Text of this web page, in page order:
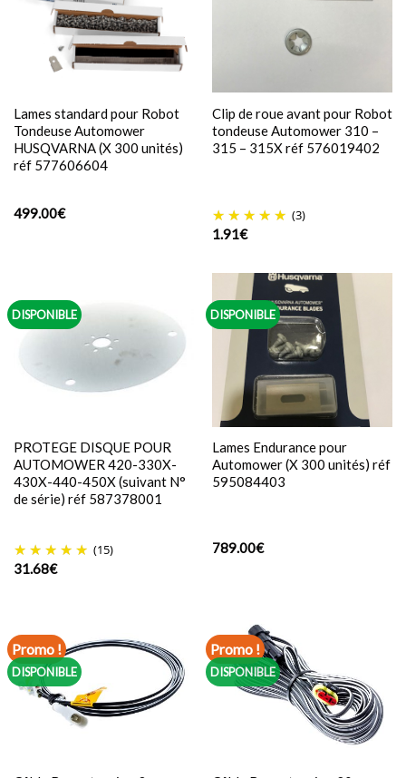
Lames standard pour Robot
Tondeuse Automower
HUSQVARNA (X 300 unités)
réf 577606604
499.00€
Clip de roue avant pour Robot
tondeuse Automower 310 –
315 – 315X réf 576019402
(3)
1.91€
DISPONIBLE
PROTEGE DISQUE POUR
AUTOMOWER 420-330X-
430X-440-450X (suivant N°
de série) réf 587378001
(15)
31.68€
DISPONIBLE
Lames Endurance pour
Automower (X 300 unités) réf
595084403
789.00€
Promo !
DISPONIBLE
Promo !
DISPONIBLE